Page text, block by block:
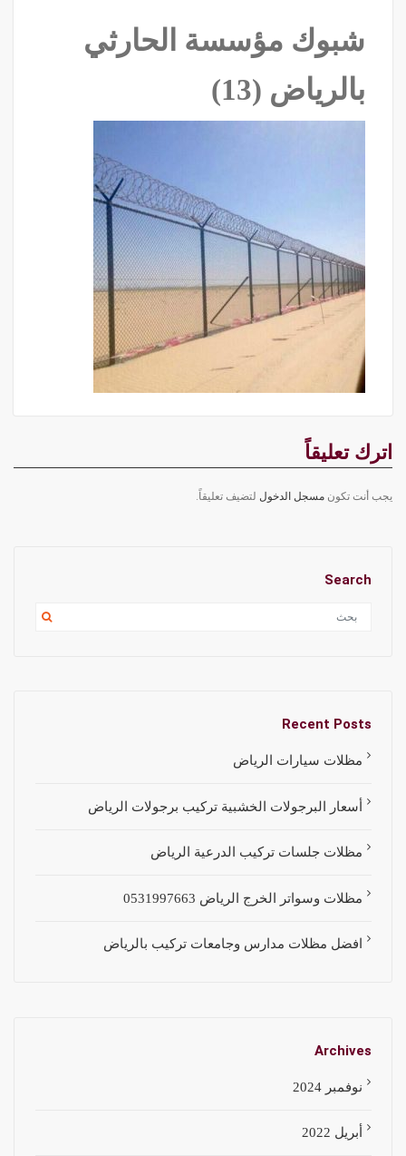
شبوك مؤسسة الحارثي
بالرياض (13)
اترك تعليقاً
يجب أنت تكون مسجل الدخول لتضيف تعليقاً.
Search
Recent Posts
مظلات سيارات الرياض
أسعار البرجولات الخشبية تركيب برجولات الرياض
مظلات جلسات تركيب الدرعية الرياض
مظلات وسواتر الخرج الرياض 0531997663
افضل مظلات مدارس وجامعات تركيب بالرياض
Archives
نوفمبر 2024
أبريل 2022